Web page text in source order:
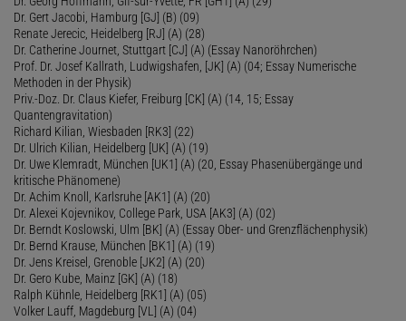
Dr. Gert Jacobi, Hamburg [GJ] (B) (09)
Renate Jerecic, Heidelberg [RJ] (A) (28)
Dr. Catherine Journet, Stuttgart [CJ] (A) (Essay Nanoröhrchen)
Prof. Dr. Josef Kallrath, Ludwigshafen, [JK] (A) (04; Essay Numerische
Methoden in der Physik)
Priv.-Doz. Dr. Claus Kiefer, Freiburg [CK] (A) (14, 15; Essay
Quantengravitation)
Richard Kilian, Wiesbaden [RK3] (22)
Dr. Ulrich Kilian, Heidelberg [UK] (A) (19)
Dr. Uwe Klemradt, München [UK1] (A) (20, Essay Phasenübergänge und
kritische Phänomene)
Dr. Achim Knoll, Karlsruhe [AK1] (A) (20)
Dr. Alexei Kojevnikov, College Park, USA [AK3] (A) (02)
Dr. Berndt Koslowski, Ulm [BK] (A) (Essay Ober- und Grenzflächenphysik)
Dr. Bernd Krause, München [BK1] (A) (19)
Dr. Jens Kreisel, Grenoble [JK2] (A) (20)
Dr. Gero Kube, Mainz [GK] (A) (18)
Ralph Kühnle, Heidelberg [RK1] (A) (05)
Volker Lauff, Magdeburg [VL] (A) (04)